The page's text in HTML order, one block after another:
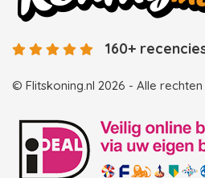
© Flitskoning.nl 2026 - Alle
160+